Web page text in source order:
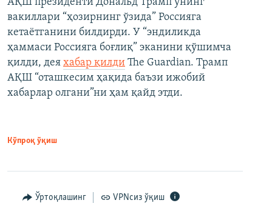
вакиллари “ҳозирнинг ўзида” Россияга
кетаётганини билдирди. У “эндиликда
ҳаммаси Россияга боғлиқ” эканини қўшимча
қилди, дея хабар қилди The Guardian. Трамп
АҚШ “оташкесим ҳақида баъзи ижобий
хабарлар олгани”ни ҳам қайд этди.
Кўпроқ ўқиш
Ўртоқлашинг VPNсиз ўқиш